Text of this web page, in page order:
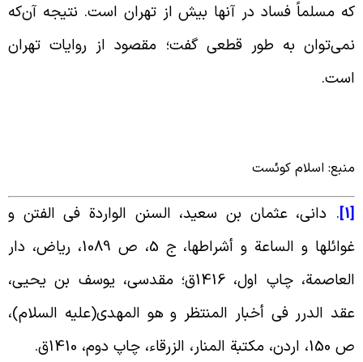
مسلماً فساد در آنها بیش از تهران است. نتیجه آن‌که
به طور قطعی گفت؛ مقصود از روایات تهران
اسلام کوئست
. دانی، عثمان بن سعید، السنن الواردة فی الفتن و
غوائلها و الساعة و أشراطها، ج 5، ص 1089، ریاض، دار
العاصمة، چاپ اول، 1416ق؛ مقدسی، یوسف بن یحیى،
الدرر فی أخبار المنتظر و هو المهدی(علیه السلام)،
المنار، الزرقاء، چاپ دوم، 1410ق.